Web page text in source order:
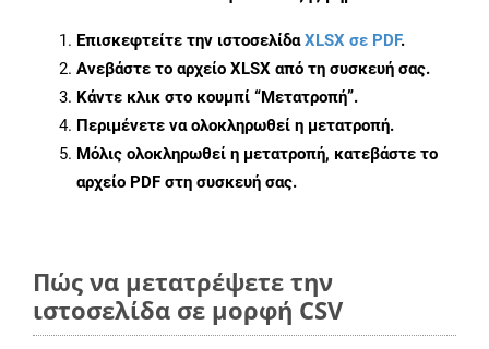
Επισκεφτείτε την ιστοσελίδαXLSX σε PDF.
Ανεβάστε το αρχείο XLSX από τη συσκευή σας.
Κάντε κλικ στο κουμπί “Μετατροπή”.
Περιμένετε να ολοκληρωθεί η μετατροπή.
Μόλις ολοκληρωθεί η μετατροπή, κατεβάστε το
αρχείο PDF στη συσκευή σας.
Πώς να μετατρέψετε την
ιστοσελίδα σε μορφή CSV